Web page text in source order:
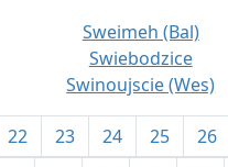
Sweimeh (Bal)
Swiebodzice
Swinoujscie (Wes)
22 23 24 25 26